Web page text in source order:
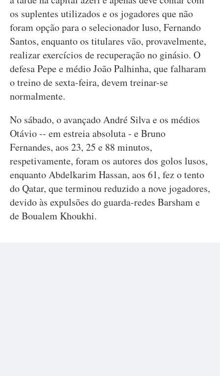
os suplentes utilizados e os jogadores que não
foram opção para o selecionador luso, Fernando
Santos, enquanto os titulares vão, provavelmente,
realizar exercícios de recuperação no ginásio. O
defesa Pepe e médio João Palhinha, que falharam
o treino de sexta-feira, devem treinar-se
normalmente.
No sábado, o avançado André Silva e os médios
Otávio -- em estreia absoluta - e Bruno
Fernandes, aos 23, 25 e 88 minutos,
respetivamente, foram os autores dos golos lusos,
enquanto Abdelkarim Hassan, aos 61, fez o tento
do Qatar, que terminou reduzido a nove jogadores,
devido às expulsões do guarda-redes Barsham e
de Boualem Khoukhi.